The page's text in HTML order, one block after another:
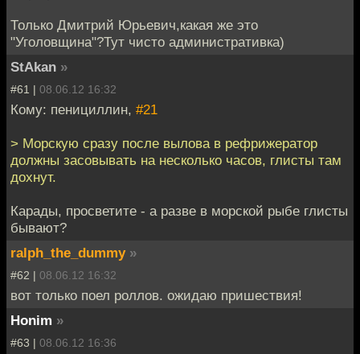
Только Дмитрий Юрьевич,какая же это
"Уголовщина"?Тут чисто административка)
StAkan »
#61 | 08.06.12 16:32
Кому: пенициллин, #21
> Морскую сразу после вылова в рефрижератор
должны засовывать на несколько часов, глисты там
дохнут.
Карады, просветите - а разве в морской рыбе глисты
бывают?
ralph_the_dummy »
#62 | 08.06.12 16:32
вот только поел роллов. ожидаю пришествия!
Honim »
#63 | 08.06.12 16:36